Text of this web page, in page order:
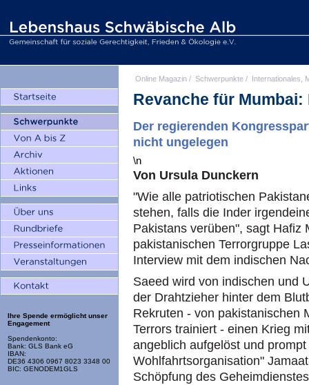
Ihre Spende ermöglicht unser
Engagement
Spendenkonto:
Bank: GLS Bank eG
IBAN:
DE36 4306 0967 8023 3348 00
BIC: GENODEM1GLS
Online Magazin / Schwerpunkte / Internationales,
Revanche für
Der regierenden
nicht ungelegen
\n
Von Ursula Dunckern
"Wie alle patriotischen
stehen, falls die Inder
Pakistans verüben", sagt Hafiz
pakistanischen Terrorgruppe
Interview mit dem indischen
Saeed wird von indischen und
der Drahtzieher hinter dem
Rekruten - von pakistanischen
Terrors trainiert - einen Krieg
angeblich aufgelöst und
Wohlfahrtsorganisation"
Schöpfung des